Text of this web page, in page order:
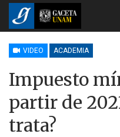
VIDEO ACADEMIA
Impuesto
partir de
trata?